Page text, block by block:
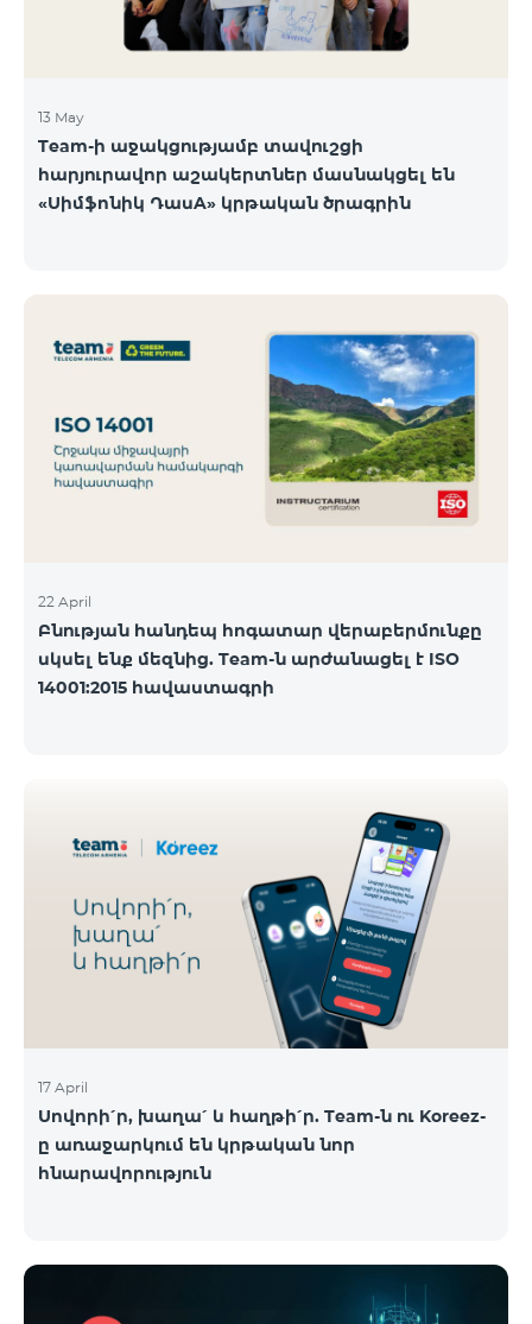
13 May
Team-ի աջակցությամբ տավուշցի
հարյուրավոր աշակերտներ մասնակցել են
«Սիմֆոնիկ ԴասA» կրթական ծրագրին
22 April
Բնության հանդեպ հոգատար վերաբերմունքը
սկսել ենք մեզնից. Team-ն արժանացել է ISO
14001:2015 հավաստագրի
17 April
Սովորի՛ր, խաղա՛ և հաղթի՛ր. Team-ն ու Koreez-
ը առաջարկում են կրթական նոր
հնարավորություն